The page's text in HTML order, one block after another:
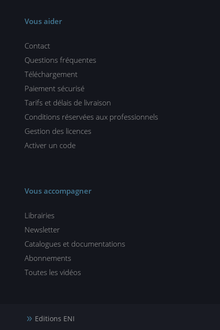
Vous aider
Contact
Questions fréquentes
Téléchargement
Paiement sécurisé
Tarifs et délais de livraison
Conditions réservées aux professionnels
Gestion des licences
Activer un code
Vous accompagner
Librairies
Newsletter
Catalogues et documentations
Abonnements
Toutes les vidéos
Editions ENI